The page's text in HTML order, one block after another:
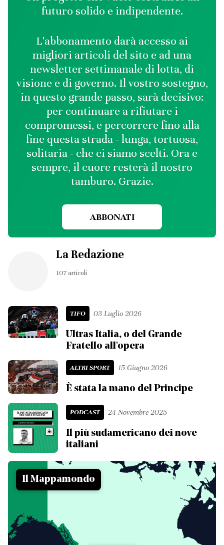
futuro solido e indipendente.
L'abbonamento darà accesso ai
migliori articoli del sito e ad una
newsletter settimanale di lotta, di
visione e di governo. Il vostro sostegno,
in questo grande passo, sarà decisivo:
per continuare a rifiutare i
compromessi, e percorrere fino alla
fine questa strada - lunga, tortuosa,
solitaria - che ci siamo scelti. Ora e
sempre, il cuore resterà il nostro
tamburo. Grazie.
ABBONATI
La Redazione
107 articoli
TIFO 03 Luglio 2026
Ultras Italia, o del Grande
Fratello all'opera
ALTRI SPORT 15 Giugno 2026
È stata la mano del Principe
PODCAST 24 Novembre 2025
Il più sudamericano dei nove
italiani
Il Mappamondo